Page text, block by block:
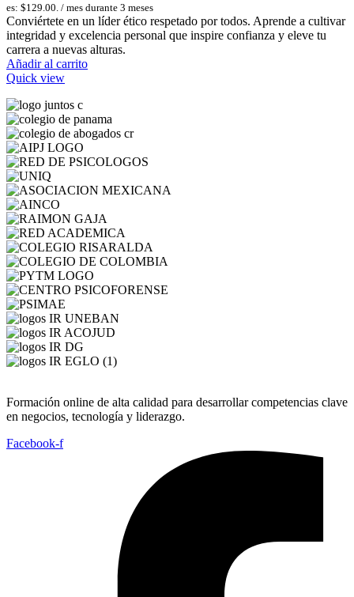
es: $129.00. / mes durante 3 meses
Conviértete en un líder ético respetado por todos. Aprende a cultivar
integridad y excelencia personal que inspire confianza y eleve tu
carrera a nuevas alturas.
Añadir al carrito
Quick view
Formación online de alta calidad para desarrollar competencias clave
en negocios, tecnología y liderazgo.
Facebook-f